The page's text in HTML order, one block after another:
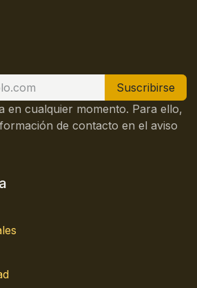
Suscribirse
en cualquier momento. Para ello,
de contacto en el aviso